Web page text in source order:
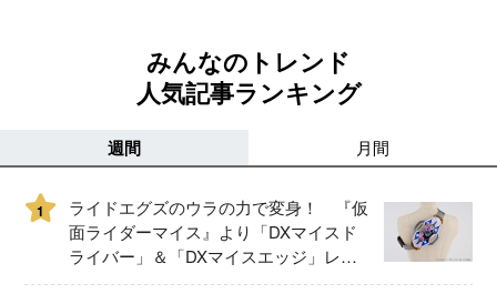
みんなのトレンド
人気記事ランキング
週間 月間
1
ライドエグズのウラの力で変身！ 『仮
面ライダーマイス』より「DXマイスド
ライバー」＆「DXマイスエッジ」レビ
ュー！